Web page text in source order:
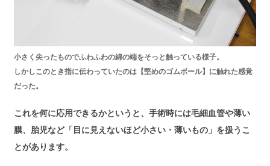
小さく尖ったものでふわふわの綿の端をそっと触っている様子。
しかしこのとき指に伝わっていたのは【堅めのゴムボール】に触れた感覚
だった。
これを何に応用できるかというと、手術時には毛細血管や薄い
膜、胎児など「目に見えないほど小さい・薄いもの」を扱うこ
とがあります。